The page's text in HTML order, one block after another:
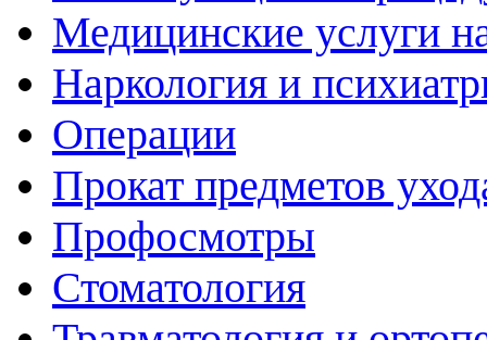
Медицинские услуги
Наркология и
Операции
Прокат предметов
Профосмотры
Стоматология